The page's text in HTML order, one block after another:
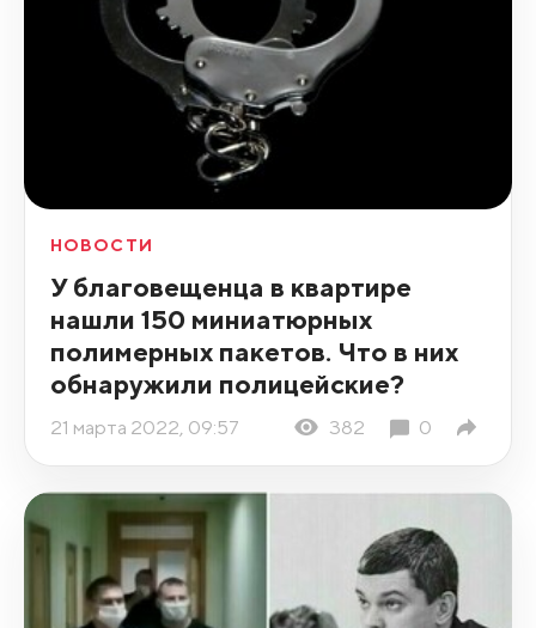
НОВОСТИ
У благовещенца в квартире
нашли 150 миниатюрных
полимерных пакетов. Что в них
обнаружили полицейские?
21 марта 2022, 09:57 382 0